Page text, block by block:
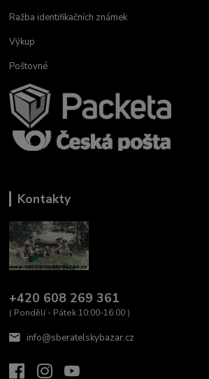
Ražba identifikačních známek
Výkup
Poštovné
Kontakty
+420 608 269 361
( Pondělí - Pátek 10:00-16:00 )
info@sberatelskybazar.cz